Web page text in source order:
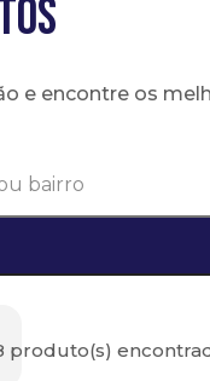
e encontre os
produto(s)